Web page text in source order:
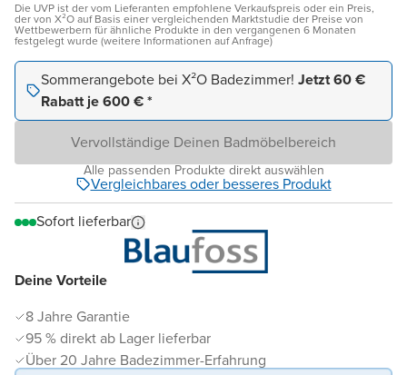
Deine Vorteile
8 Jahre Garantie
95 % direkt ab Lager lieferbar
Über 20 Jahre Badezimmer-Erfahrung
Die UVP ist der vom Lieferanten empfohlene Verkaufspreis oder ein Preis,
der von X²O auf Basis einer vergleichenden Marktstudie der Preise von
Wettbewerbern für ähnliche Produkte in den vergangenen 6 Monaten
festgelegt wurde (weitere Informationen auf Anfrage)
Sommerangebote bei X²O Badezimmer! Jetzt 60 €
Rabatt je 600 € *
Vervollständige Deinen Badmöbelbereich
Alle passenden Produkte direkt auswählen
Vergleichbares oder besseres Produkt
Sofort lieferbar